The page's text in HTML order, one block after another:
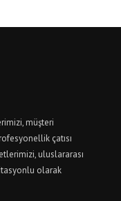
müşteri
çatısı
uluslararası
olarak